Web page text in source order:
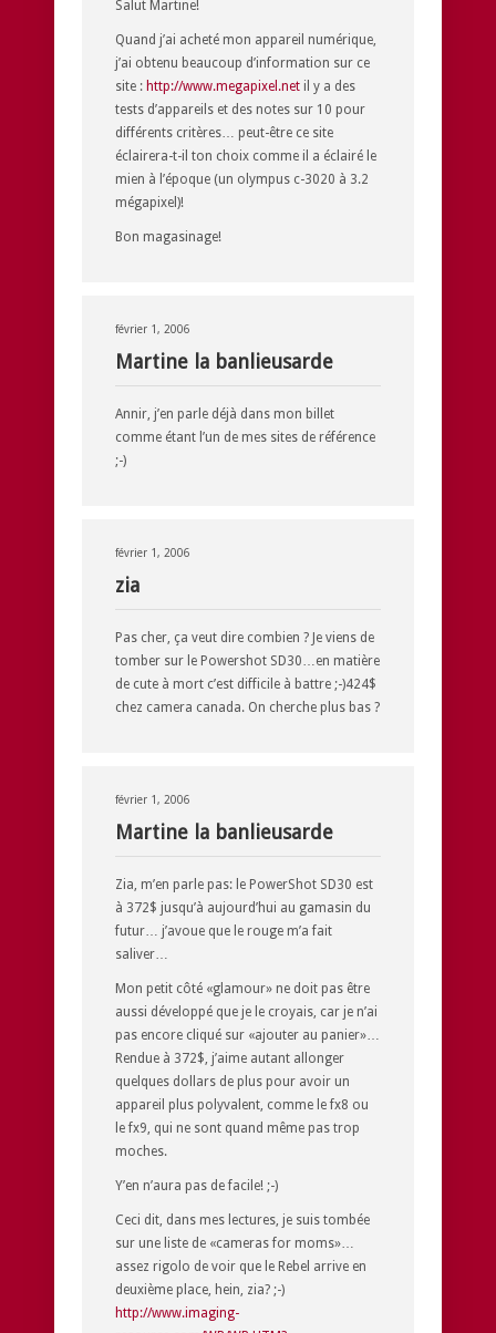
Salut Martine!
Quand j’ai acheté mon appareil numérique,
j’ai obtenu beaucoup d’information sur ce
site : http://www.megapixel.net il y a des
tests d’appareils et des notes sur 10 pour
différents critères… peut-être ce site
éclairera-t-il ton choix comme il a éclairé le
mien à l’époque (un olympus c-3020 à 3.2
mégapixel)!
Bon magasinage!
février 1, 2006
Martine la banlieusarde
Annir, j’en parle déjà dans mon billet
comme étant l’un de mes sites de référence
;-)
février 1, 2006
zia
Pas cher, ça veut dire combien ? Je viens de
tomber sur le Powershot SD30…en matière
de cute à mort c’est difficile à battre ;-)424$
chez camera canada. On cherche plus bas ?
février 1, 2006
Martine la banlieusarde
Zia, m’en parle pas: le PowerShot SD30 est
à 372$ jusqu’à aujourd’hui au gamasin du
futur… j’avoue que le rouge m’a fait
saliver…
Mon petit côté «glamour» ne doit pas être
aussi développé que je le croyais, car je n’ai
pas encore cliqué sur «ajouter au panier»…
Rendue à 372$, j’aime autant allonger
quelques dollars de plus pour avoir un
appareil plus polyvalent, comme le fx8 ou
le fx9, qui ne sont quand même pas trop
moches.
Y’en n’aura pas de facile! ;-)
Ceci dit, dans mes lectures, je suis tombée
sur une liste de «cameras for moms»…
assez rigolo de voir que le Rebel arrive en
deuxième place, hein, zia? ;-)
http://www.imaging-